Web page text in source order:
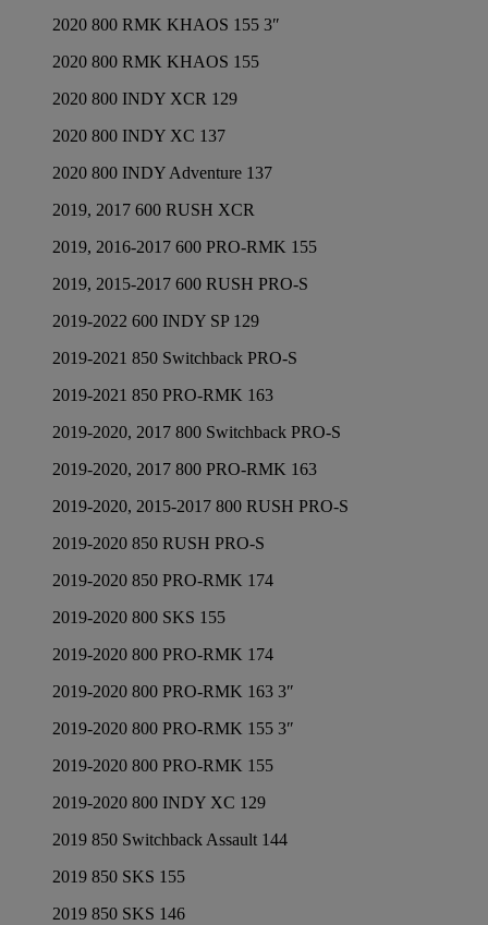
2020 800 RMK KHAOS 155 3″
2020 800 RMK KHAOS 155
2020 800 INDY XCR 129
2020 800 INDY XC 137
2020 800 INDY Adventure 137
2019, 2017 600 RUSH XCR
2019, 2016-2017 600 PRO-RMK 155
2019, 2015-2017 600 RUSH PRO-S
2019-2022 600 INDY SP 129
2019-2021 850 Switchback PRO-S
2019-2021 850 PRO-RMK 163
2019-2020, 2017 800 Switchback PRO-S
2019-2020, 2017 800 PRO-RMK 163
2019-2020, 2015-2017 800 RUSH PRO-S
2019-2020 850 RUSH PRO-S
2019-2020 850 PRO-RMK 174
2019-2020 800 SKS 155
2019-2020 800 PRO-RMK 174
2019-2020 800 PRO-RMK 163 3″
2019-2020 800 PRO-RMK 155 3″
2019-2020 800 PRO-RMK 155
2019-2020 800 INDY XC 129
2019 850 Switchback Assault 144
2019 850 SKS 155
2019 850 SKS 146